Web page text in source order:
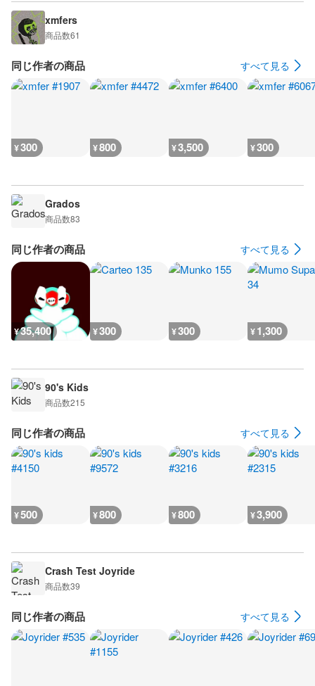
xmfers
商品数61
同じ作者の商品 すべて見る
¥300 ¥800 ¥3,500 ¥300
Grados
商品数83
同じ作者の商品 すべて見る
¥35,400 ¥300 ¥300 ¥1,300
90's Kids
商品数215
同じ作者の商品 すべて見る
¥500 ¥800 ¥800 ¥3,900
Crash Test Joyride
商品数39
同じ作者の商品 すべて見る